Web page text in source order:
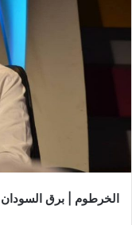
الخرطوم | برق السودان